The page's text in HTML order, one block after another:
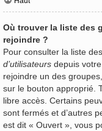
Où trouver la liste des
rejoindre ?
Pour consulter la liste
d’utilisateurs depuis
rejoindre un des
sur le bouton approprié.
libre accès. Certains
sont fermés et d’autres
est dit « Ouvert », vous